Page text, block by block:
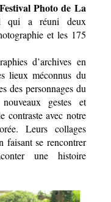
Festival Photo de La
qui a réuni deux
et les 175
d’archives en
lieux méconnus du
des personnages du
gestes et
contraste avec notre
Leurs collages
faisant se rencontrer
une histoire